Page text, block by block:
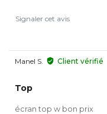
Signaler cet avis
Manel S. Client vérifié
Top
écran top w bon prix